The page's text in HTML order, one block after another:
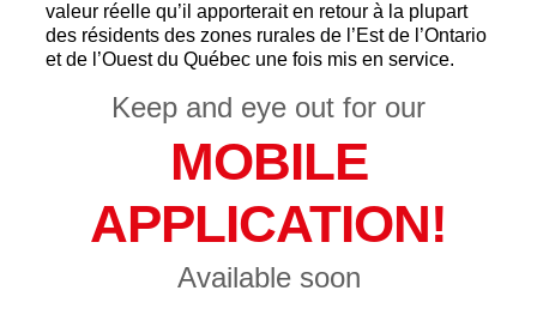
valeur réelle qu’il apporterait en retour à la plupart
des résidents des zones rurales de l’Est de l’Ontario
et de l’Ouest du Québec une fois mis en service.
Keep and eye out for our
MOBILE
APPLICATION!
Available soon